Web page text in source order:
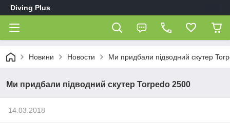
Diving Plus
Новини Новости Ми придбали підводний скутер
Ми придбали підводний скутер Torpedo 2500
14.03.2018